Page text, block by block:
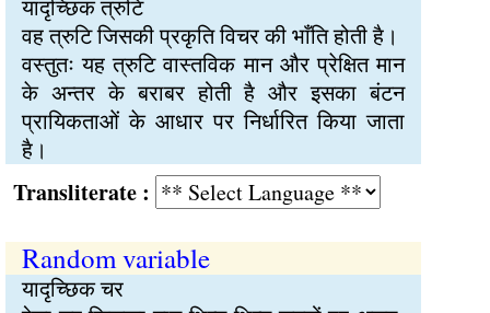
यादृच्छिक त्रुटि
वह त्रुटि जिसकी प्रकृति विचर की भाँति होती है।
वस्तुतः यह त्रुटि वास्तविक मान और प्रेक्षित मान
के अन्तर के बराबर होती है और इसका बंटन
प्रायिकताओं के आधार पर निर्धारित किया जाता
है।
:
Random variable
यादृच्छिक चर